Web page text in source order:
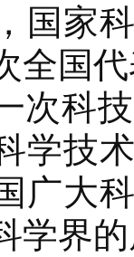
家科
全国
次科
学技
广大
学界